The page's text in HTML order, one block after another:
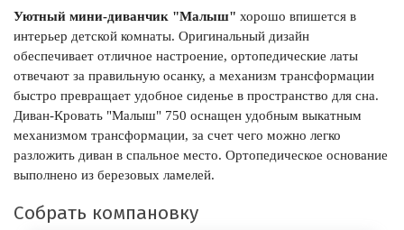
Уютный мини-диванчик "Малыш" хорошо впишется в
интерьер детской комнаты. Оригинальный дизайн
обеспечивает отличное настроение, ортопедические латы
отвечают за правильную осанку, а механизм трансформации
быстро превращает удобное сиденье в пространство для сна.
Диван-Кровать "Малыш" 750 оснащен удобным выкатным
механизмом трансформации, за счет чего можно легко
разложить диван в спальное место. Ортопедическое основание
выполнено из березовых ламелей.
Собрать компановку